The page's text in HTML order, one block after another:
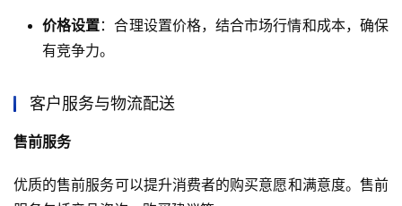
价格设置：合理设置价格，结合市场行情和成本，确保
有竞争力。
客户服务与物流配送
售前服务
优质的售前服务可以提升消费者的购买意愿和满意度。售前